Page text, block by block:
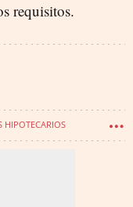
requisitos.
HIPOTECARIOS